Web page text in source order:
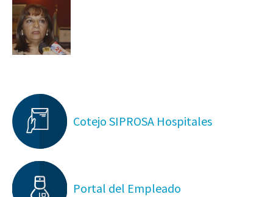
Cotejo SIPROSA Hospitales
Portal del Empleado